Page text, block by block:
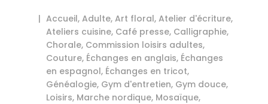
Accueil, Adulte, Art floral, Atelier d'écriture,
Ateliers cuisine, Café presse, Calligraphie,
Chorale, Commission loisirs adultes,
Couture, Échanges en anglais, Échanges
en espagnol, Échanges en tricot,
Généalogie, Gym d'entretien, Gym douce,
Loisirs, Marche nordique, Mosaïque,